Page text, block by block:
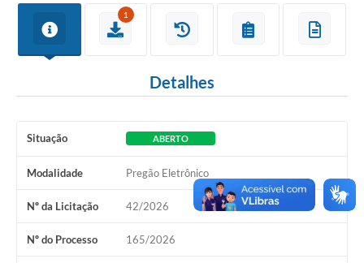
1
Detalhes
Situação ABERTO
Modalidade Pregão Eletrônico
Nº da Licitação 42/2026
Nº do Processo 165/2026